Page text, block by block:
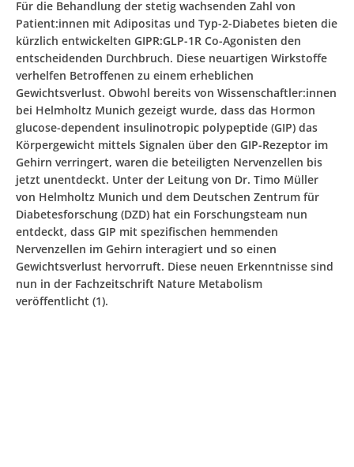
Für die Behandlung der stetig wachsenden Zahl von
Patient:innen mit Adipositas und Typ-2-Diabetes bieten die
kürzlich entwickelten GIPR:GLP-1R Co-Agonisten den
entscheidenden Durchbruch. Diese neuartigen Wirkstoffe
verhelfen Betroffenen zu einem erheblichen
Gewichtsverlust. Obwohl bereits von Wissenschaftler:innen
bei Helmholtz Munich gezeigt wurde, dass das Hormon
glucose-dependent insulinotropic polypeptide (GIP) das
Körpergewicht mittels Signalen über den GIP-Rezeptor im
Gehirn verringert, waren die beteiligten Nervenzellen bis
jetzt unentdeckt. Unter der Leitung von Dr. Timo Müller
von Helmholtz Munich und dem Deutschen Zentrum für
Diabetesforschung (DZD) hat ein Forschungsteam nun
entdeckt, dass GIP mit spezifischen hemmenden
Nervenzellen im Gehirn interagiert und so einen
Gewichtsverlust hervorruft. Diese neuen Erkenntnisse sind
nun in der Fachzeitschrift Nature Metabolism
veröffentlicht (1).